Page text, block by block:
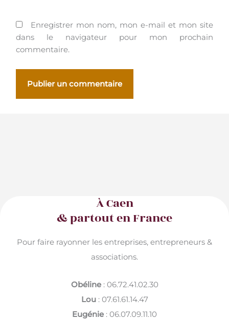
Enregistrer mon nom, mon e-mail et mon site
dans le navigateur pour mon prochain
commentaire.
À Caen
& partout en France
Pour faire rayonner les entreprises, entrepreneurs &
associations.
Obéline: 06.72.41.02.30
Lou: 07.61.61.14.47
Eugénie : 06.07.09.11.10